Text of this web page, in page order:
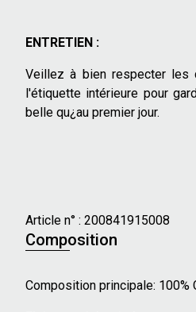
ENTRETIEN :
Veillez à bien respecter les
l'étiquette intérieure pour
belle qu¿au premier jour.
Article n° : 200841915008
Composition
Composition principale: 100%